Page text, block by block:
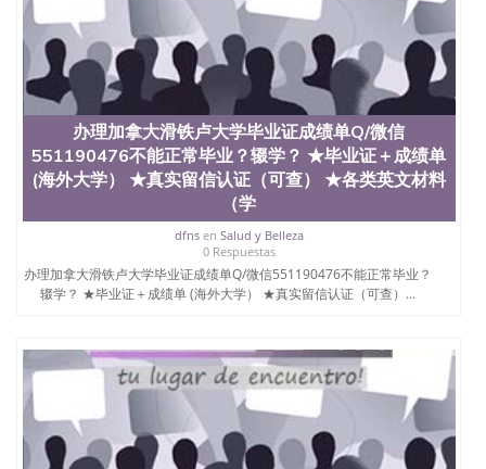
办理加拿大滑铁卢大学毕业证成绩单Q/微信
551190476不能正常毕业？辍学？ ★毕业证＋成绩单
(海外大学） ★真实留信认证（可查） ★各类英文材料
（学
dfnsen Salud y Belleza
0 Respuestas
办理加拿大滑铁卢大学毕业证成绩单Q/微信551190476不能正常毕业？
辍学？ ★毕业证＋成绩单 (海外大学） ★真实留信认证（可查）...